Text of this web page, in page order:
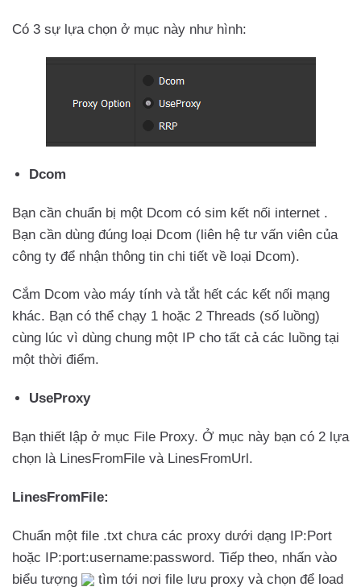
Có 3 sự lựa chọn ở mục này như hình:
Dcom
Bạn cần chuẩn bị một Dcom có sim kết nối internet .
Bạn cần dùng đúng loại Dcom (liên hệ tư vấn viên của
công ty để nhận thông tin chi tiết về loại Dcom).
Cắm Dcom vào máy tính và tắt hết các kết nối mạng
khác. Bạn có thể chạy 1 hoặc 2 Threads (số luồng)
cùng lúc vì dùng chung một IP cho tất cả các luồng tại
một thời điểm.
UseProxy
Bạn thiết lập ở mục File Proxy. Ở mục này bạn có 2 lựa
chọn là LinesFromFile và LinesFromUrl.
LinesFromFile:
Chuẩn một file .txt chưa các proxy dưới dạng IP:Port
hoặc IP:port:username:password. Tiếp theo, nhấn vào
biểu tượng
tìm tới nơi file lưu proxy và chọn để load